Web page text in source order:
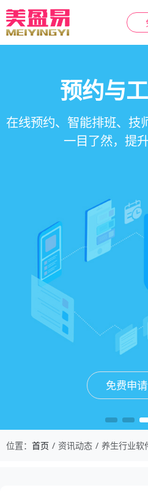
智慧养生
一站式解决养生馆预约
销全流程数
免费申
会员营
会员积分、套餐定制、
升复购率
免费申
预约与
在线预约、智能排班、技
一目了然，提
免费申
健康档案
客户体质记录、服务方
化展示服
免费申
位置： 首页 资讯动态 养生行业软